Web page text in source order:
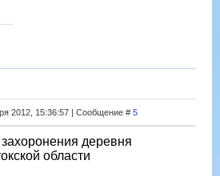
2012, 15:36:57 | Сообщение # 5
деревня
области